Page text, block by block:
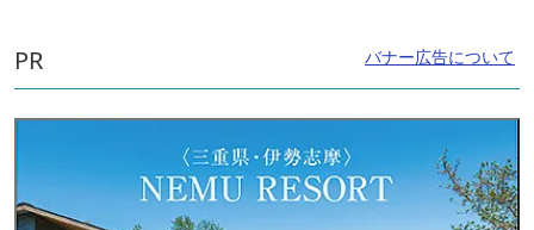
PR バナー広告について